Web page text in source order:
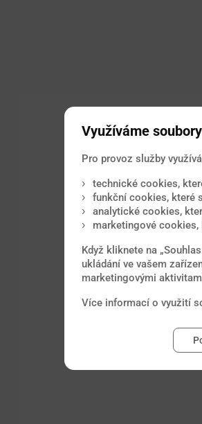
Využíváme
Pro provoz služby
technické cookies,
funkční cookies, které
analytické cookies,
marketingové
Když kliknete na
ukládání ve vašem
marketingovými
Více informací o využití